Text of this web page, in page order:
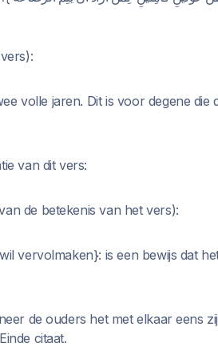
volle jaren. Dit is voor degene die
van dit vers:
de betekenis van het vers):
vervolmaken}: is een bewijs dat
de ouders het met elkaar eens
citaat.